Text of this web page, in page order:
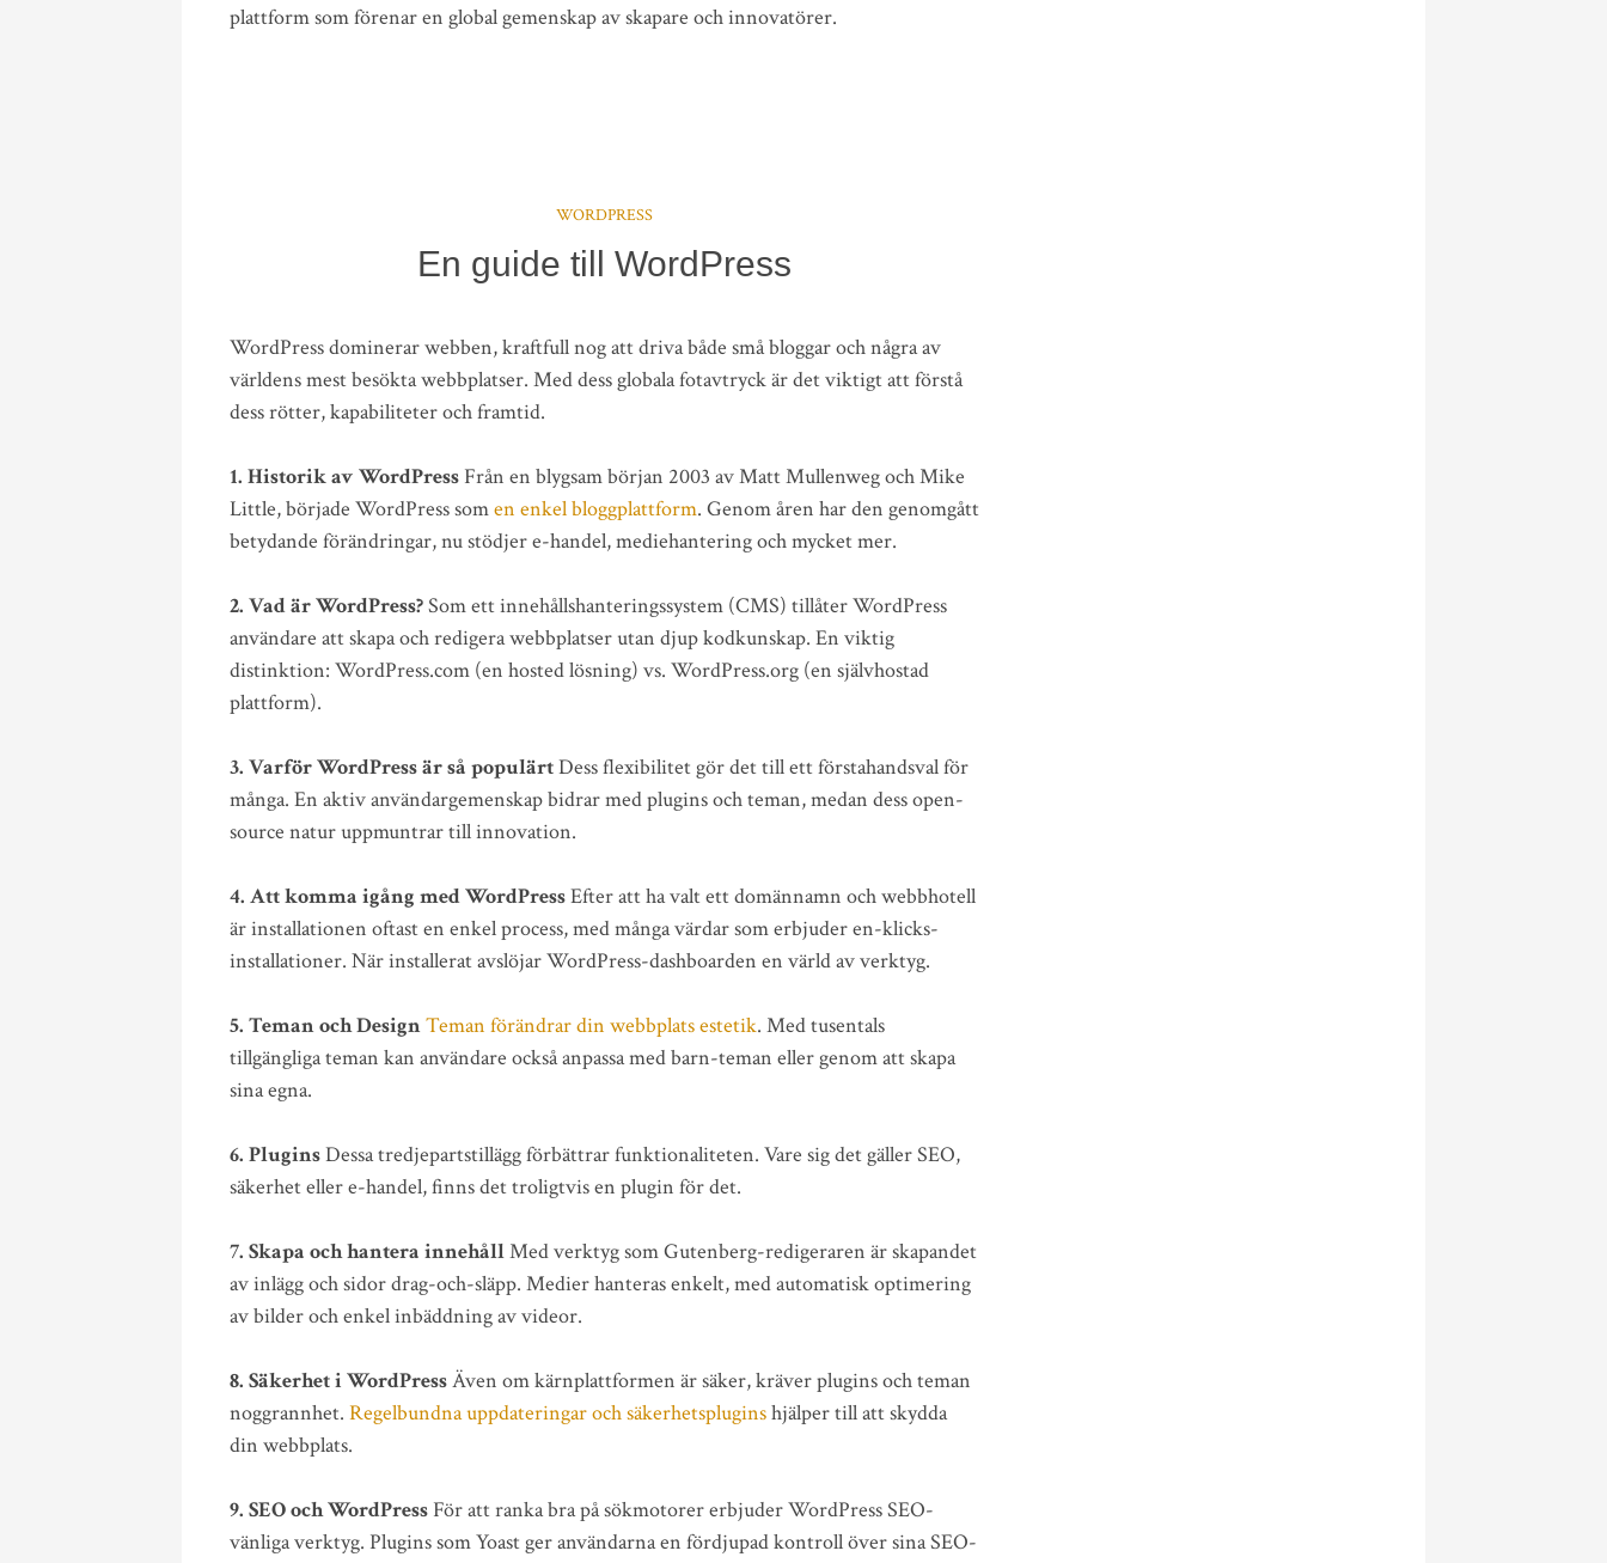
plattform som förenar en global gemenskap av skapare och innovatörer.
WORDPRESS
En guide till WordPress
WordPress dominerar webben, kraftfull nog att driva både små bloggar och några av
världens mest besökta webbplatser. Med dess globala fotavtryck är det viktigt att förstå
dess rötter, kapabiliteter och framtid.
1. Historik av WordPressFrån en blygsam början 2003 av Matt Mullenweg och Mike
Little, började WordPress somen enkel bloggplattform. Genom åren har den genomgått
betydande förändringar, nu stödjer e-handel, mediehantering och mycket mer.
2. Vad är WordPress?Som ett innehållshanteringssystem (CMS) tillåter WordPress
användare att skapa och redigera webbplatser utan djup kodkunskap. En viktig
distinktion: WordPress.com (en hosted lösning) vs. WordPress.org (en självhostad
plattform).
3. Varför WordPress är så populärtDess flexibilitet gör det till ett förstahandsval för
många. En aktiv användargemenskap bidrar med plugins och teman, medan dess open-
source natur uppmuntrar till innovation.
4. Att komma igång med WordPressEfter att ha valt ett domännamn och webbhotell
är installationen oftast en enkel process, med många värdar som erbjuder en-klicks-
installationer. När installerat avslöjar WordPress-dashboarden en värld av verktyg.
5. Teman och DesignTeman förändrar din webbplats estetik. Med tusentals
tillgängliga teman kan användare också anpassa med barn-teman eller genom att skapa
sina egna.
6. PluginsDessa tredjepartstillägg förbättrar funktionaliteten. Vare sig det gäller SEO,
säkerhet eller e-handel, finns det troligtvis en plugin för det.
7. Skapa och hantera innehållMed verktyg som Gutenberg-redigeraren är skapandet
av inlägg och sidor drag-och-släpp. Medier hanteras enkelt, med automatisk optimering
av bilder och enkel inbäddning av videor.
8. Säkerhet i WordPressÄven om kärnplattformen är säker, kräver plugins och teman
noggrannhet. Regelbundna uppdateringar och säkerhetspluginshjälper till att skydda
din webbplats.
9. SEO och WordPressFör att ranka bra på sökmotorer erbjuder WordPress SEO-
vänliga verktyg. Plugins som Yoast ger användarna en fördjupad kontroll över sina SEO-